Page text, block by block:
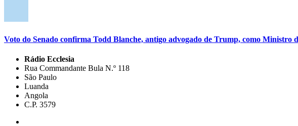
Voto do Senado confirma Todd Blanche, antigo advogado de Trump, como Ministro
Rádio Ecclesia
Rua Commandante Bula N.º 118
São Paulo
Luanda
Angola
C.P. 3579